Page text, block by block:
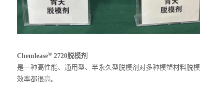
Chemlease® 2720脱模剂
是一种高性能、通用型、半永久型脱模剂对多种模塑材料脱模
效率都很高。